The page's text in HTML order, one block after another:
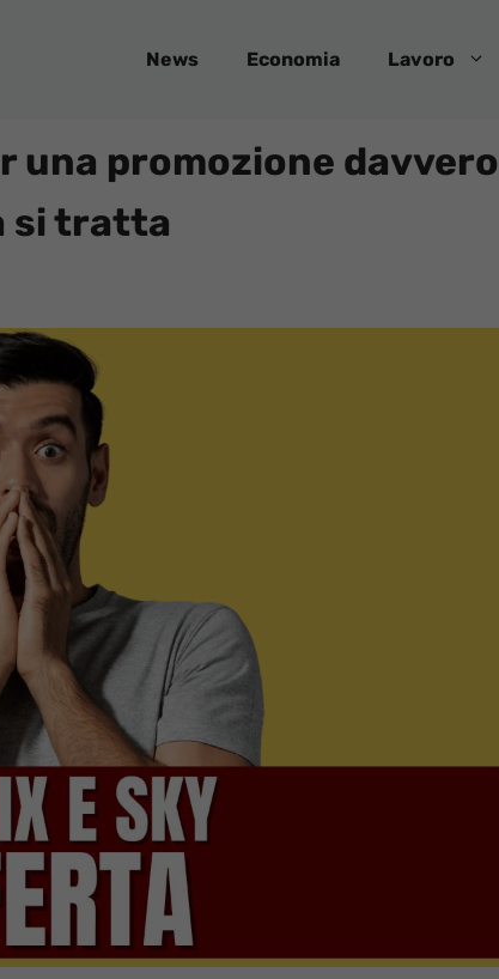
News Economia Lavoro
una promozione davvero
si tratta